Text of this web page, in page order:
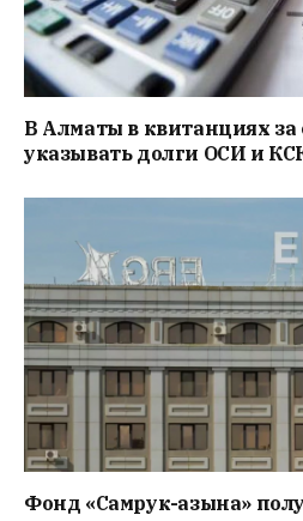
В Алматы в квитанциях за
указывать долги ОСИ и
Фонд «Самрук-Қазына»